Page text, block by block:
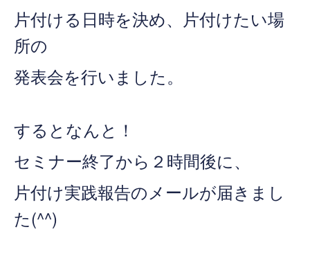
片付ける日時を決め、片付けたい場
所の
発表会を行いました。
するとなんと！
セミナー終了から２時間後に、
片付け実践報告のメールが届きまし
た(^^)